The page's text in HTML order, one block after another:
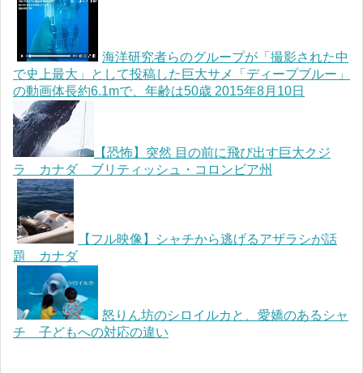
海洋研究者らのグループが「撮影された中
で史上最大」として投稿した巨大サメ「ディープブルー」
の動画体長約6.1mで、年齢は50歳 2015年8月10日
【恐怖】突然 目の前に飛び出す巨大クジ
ラ カナダ ブリティッシュ・コロンビア州
【フル映像】シャチから逃げるアザラシが話
題 カナダ
怒りん坊のシロイルカと、愛嬌のあるシャ
チ 子どもへの対応の違い